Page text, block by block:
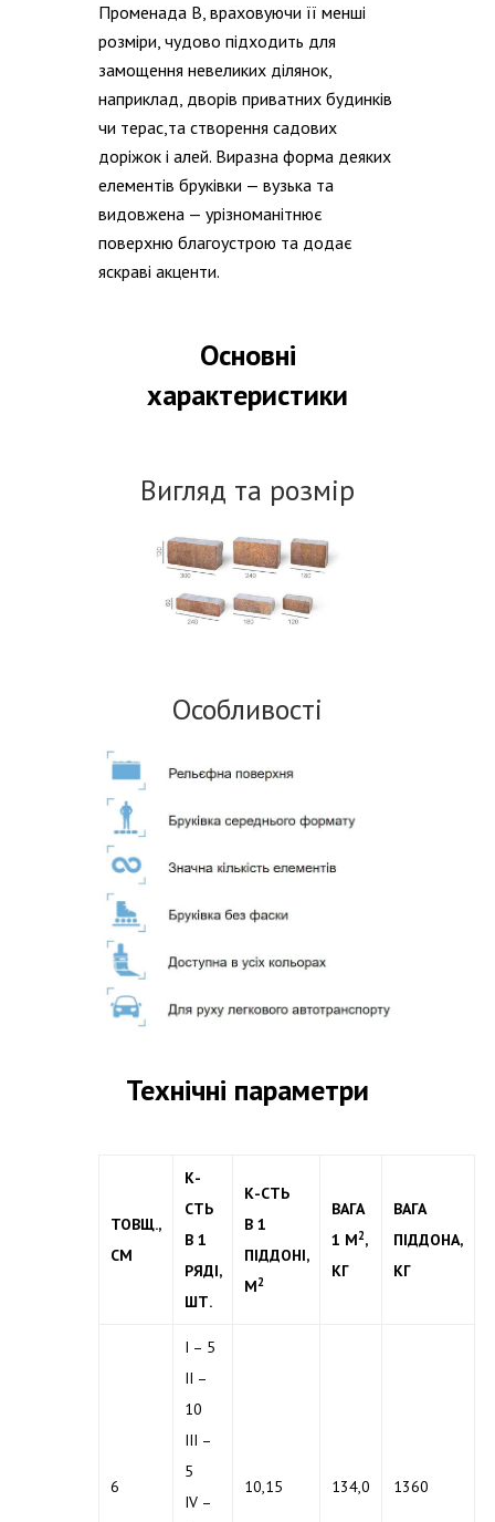
Променада В, враховуючи її менші
розміри, чудово підходить для
замощення невеликих ділянок,
наприклад, дворів приватних будинків
чи терас,та створення садових
доріжок і алей. Виразна форма деяких
елементів бруківки — вузька та
видовжена — урізноманітнює
поверхню благоустрою та додає
яскраві акценти.
Основні
характеристики
Вигляд та розмір
Особливості
Технічні параметри
ТОВЩ.,
СМ
К-
СТЬ
В 1
РЯДІ,
ШТ.
К-СТЬ
В 1
ПІДДОНІ,
М2
ВАГА
1 М2,
КГ
ВАГА
ПІДДОНА,
КГ
6
I – 5
II –
10
III –
5
IV –
10,15 134,0 1360